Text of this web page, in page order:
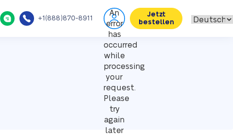
+1(888)870-8911
An
error
has
occurred
while
processing
your
request.
Please
try
again
later
Jetzt
bestellen